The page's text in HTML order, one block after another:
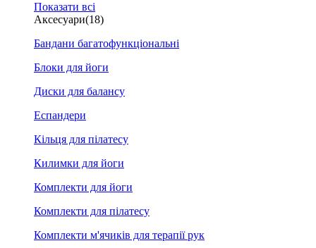
Показати всі
Аксесуари(18)
Бандани багатофункціональні
Блоки для йоги
Диски для балансу
Еспандери
Кільця для пілатесу
Килимки для йоги
Комплекти для йоги
Комплекти для пілатесу
Комплекти м'ячиків для терапії рук